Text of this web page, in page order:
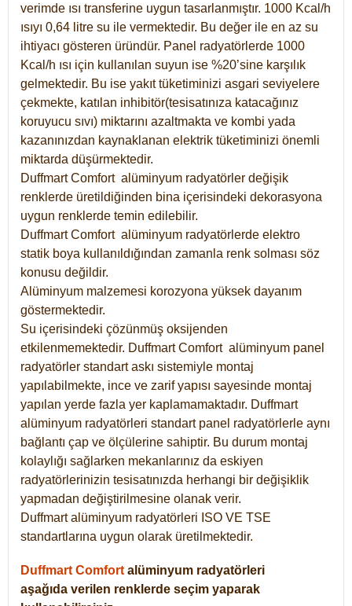
verimde ısı transferine uygun tasarlanmıştır. 1000 Kcal/h
ısıyı 0,64 litre su ile vermektedir. Bu değer ile en az su
ihtiyacı gösteren üründür. Panel radyatörlerde 1000
Kcal/h ısı için kullanılan suyun ise %20’sine karşılık
gelmektedir. Bu ise yakıt tüketiminizi asgari seviyelere
çekmekte, katılan inhibitör(tesisatınıza katacağınız
koruyucu sıvı) miktarını azaltmakta ve kombi yada
kazanınızdan kaynaklanan elektrik tüketiminizi önemli
miktarda düşürmektedir.
Duffmart Comfort alüminyum radyatörler değişik
renklerde üretildiğinden bina içerisindeki dekorasyona
uygun renklerde temin edilebilir.
DuffmartComfort alüminyum radyatörlerde elektro
statik boya kullanıldığından zamanla renk solması söz
konusu değildir.
Alüminyum malzemesi korozyona yüksek dayanım
göstermektedir.
Su içerisindeki çözünmüş oksijenden
etkilenmemektedir. DuffmartComfort alüminyum panel
radyatörler standart askı sistemiyle montaj
yapılabilmekte, ince ve zarif yapısı sayesinde montaj
yapılan yerde fazla yer kaplamamaktadır. Duffmart
alüminyum radyatörleri standart panel radyatörlerle aynı
bağlantı çap ve ölçülerine sahiptir. Bu durum montaj
kolaylığı sağlarken mekanlarınız da eskiyen
radyatörlerinizin tesisatınızda herhangi bir değişiklik
yapmadan değiştirilmesine olanak verir.
Duffmart alüminyum radyatörleri ISO VE TSE
standartlarına uygun olarak üretilmektedir.
Duffmart Comfort alüminyum radyatörleri
aşağıda verilen renklerde seçim yaparak